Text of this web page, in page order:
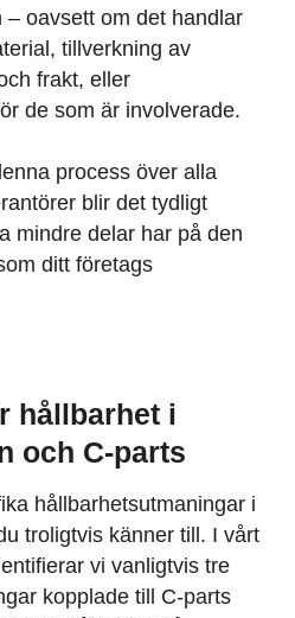
oavsett om det handlar
tillverkning av
frakt, eller
de som är involverade.
process över alla
blir det tydligt
mindre delar har på den
ditt företags
hållbarhet i
och C-parts
hållbarhetsutmaningar i
troligtvis känner till. I vårt
vi vanligtvis tre
kopplade till C-parts